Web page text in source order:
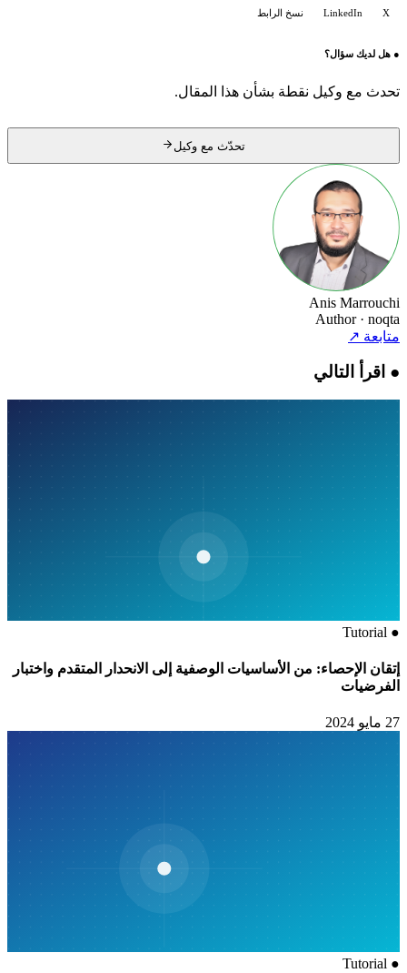
LinkedIn نسخ الرابط
●هل لديك سؤال؟
تحدث مع وكيل نقطة بشأن هذا المقال.
تحدّث مع وكيل
Anis Marrouchi
Author · noqta
متابعة↗
●اقرأ التالي
●
Tutorial
إتقان الإحصاء: من الأساسيات الوصفية إلى الانحدار المتقدم واختبار
الفرضيات
27 مايو 2024
●
Tutorial